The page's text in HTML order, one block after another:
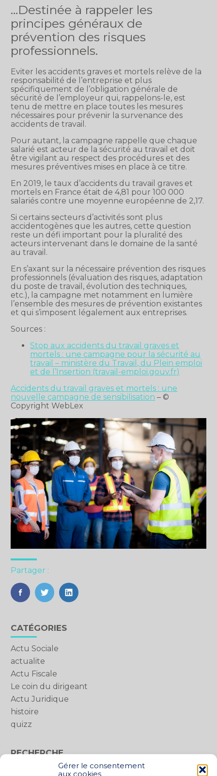
Gérer le consentement
aux cookies
…Destinée à rappeler les
principes généraux de
prévention des risques
professionnels.
Eviter les accidents graves et mortels relève de la
responsabilité de l’entreprise et plus
spécifiquement de l’obligation générale de
sécurité de l’employeur qui, rappelons-le, est
tenu de mettre en place toutes les mesures
nécessaires pour prévenir la survenance des
accidents de travail.
Pour autant, la campagne rappelle que chaque
salarié est acteur de la sécurité au travail et doit
être vigilant au respect des procédures et des
mesures préventives mises en place à ce titre.
En 2019, le taux d’accidents du travail graves et
mortels en France était de 4,81 pour 100 000
salariés contre une moyenne européenne de 2,17.
Si certains secteurs d’activités sont plus
accidentogènes que les autres, cette question
reste un défi important pour la pluralité des
acteurs intervenant dans le domaine de la santé
au travail.
En s’axant sur la nécessaire prévention des risques
professionnels (évaluation des risques, adaptation
du poste de travail, évolution des techniques,
etc.), la campagne met notamment en lumière
l’ensemble des mesures de prévention existantes
et qui s’imposent légalement aux entreprises.
Sources :
Stop aux accidents du travail graves et
mortels : une campagne pour la sécurité au
travail – ministère du Travail, du Plein emploi
et de l’Insertion (travail-emploi.gouv.fr)
Accidents du travail graves et mortels : une
nouvelle campagne de sensibilisation – ©
Copyright WebLex
Partager :
FaceBook
TwitterLinkedIn
Blog
sidebar
CATÉGORIES
Actu Sociale
actualite
Actu Fiscale
Le coin du dirigeant
Actu Juridique
histoire
quizz
RECHERCHE
Rechercher :